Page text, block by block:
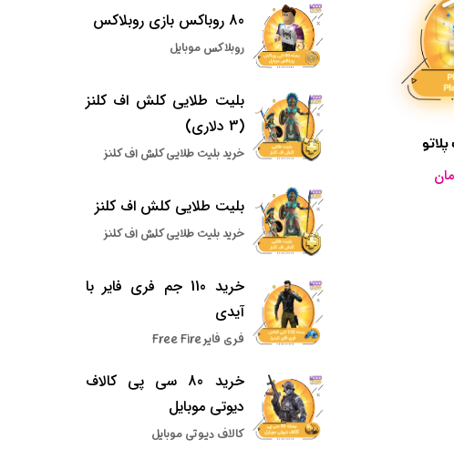
80 روباکس بازی روبلاکس
روبلاکس موبایل
بلیت طلایی کلش اف کلنز
(3 دلاری)
خرید بلیت طلایی کلش اف کلنز
بلیت طلایی کلش اف کلنز
خرید بلیت طلایی کلش اف کلنز
خرید 110 جم فری فایر با
آیدی
فری فایر Free Fire
خرید 80 سی پی کالاف
دیوتی موبایل
کالاف دیوتی موبایل